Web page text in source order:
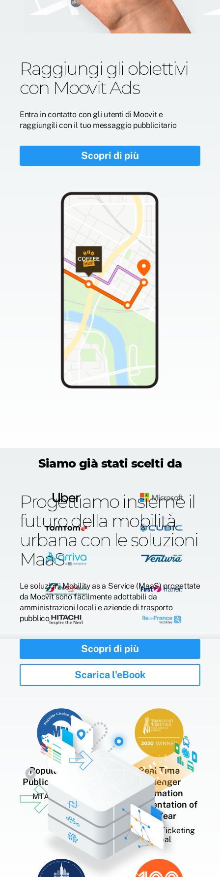
Raggiungi gli obiettivi
con Moovit Ads
Entra in contatto con gli utenti di Moovit e
raggiungili con il tuo messaggio pubblicitario
Scopri di più
Progettiamo insieme il
futuro della mobilità
urbana con le soluzioni
MaaS
Le soluzioni Mobility as a Service (MaaS) progettate
da Moovit sono facilmente adottabili da
amministrazioni locali e aziende di trasporto
pubblico
Scopri di più
Scarica l'eBook
Affidati all'app Moovit per
potenziare il tuo business
Le inserzioni geolocalizzate ti permettono di
raggiungere i clienti giusti, nel momento giusto,
al posto giusto
Siamo già stati scelti da
Premi e riconoscimenti
Popular Choice
Public Transit App
MTA App Quest
Real Time
Passenger
Information
Implementation of
the Year
Transport Ticketing
Global